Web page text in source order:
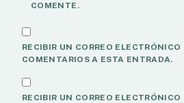
COMENTE.
RECIBIR UN CORREO
COMENTARIOS A ESTA ENTRADA.
RECIBIR UN CORREO